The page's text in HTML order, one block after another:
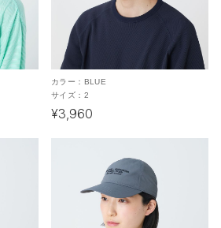
カラー： BLUE
サイズ： 2
¥3,960